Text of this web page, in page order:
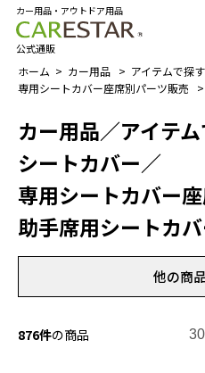
カー用品・アウトドア用品
公式通販
ホーム カー用品 アイテムで探す
専用シートカバー座席別パーツ販売
カー用品／アイテ
シートカバー／
専用シートカバー
助手席用シートカ
他の商
876件の商品